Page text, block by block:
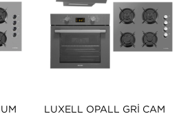
LUXELL OPALL GRI CAM